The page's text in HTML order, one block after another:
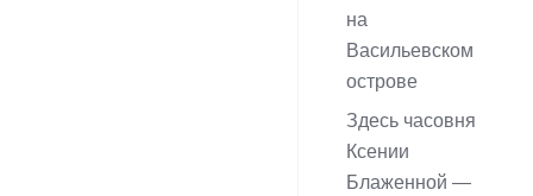
на
Васильевском
острове
Здесь часовня
Ксении
Блаженной —